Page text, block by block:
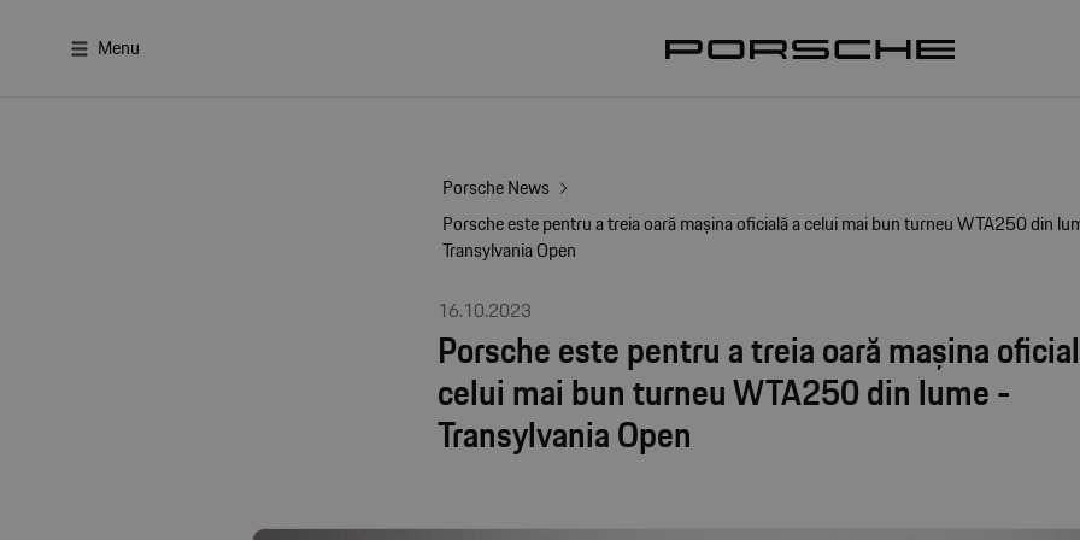
Menu
Porsche News
Porsche este pentru a treia oară mașina oficială a celui mai bun turneu WTA250 din
Transylvania Open
16.10.2023
Porsche este pentru a treia oară mașina
celui mai bun turneu WTA250 din lume -
Transylvania Open